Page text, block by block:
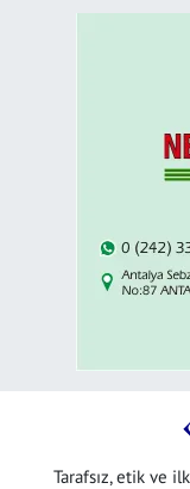
Tarafsız, etik ve